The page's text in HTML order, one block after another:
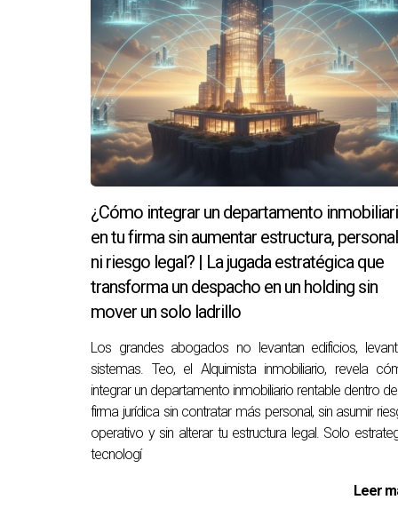
¿Cómo integrar un departamento
en tu firma sin aumentar estructura, personal
ni riesgo legal? | La jugada estratégica que
transforma un despacho en un holding sin
mover un solo ladrillo
Los grandes abogados no levantan edificios,
sistemas. Teo, el Alquimista inmobiliario, revela
integrar un departamento inmobiliario rentable dentro
firma jurídica sin contratar más personal, sin asumir
operativo y sin alterar tu estructura legal. Solo
tecnologí
Leer